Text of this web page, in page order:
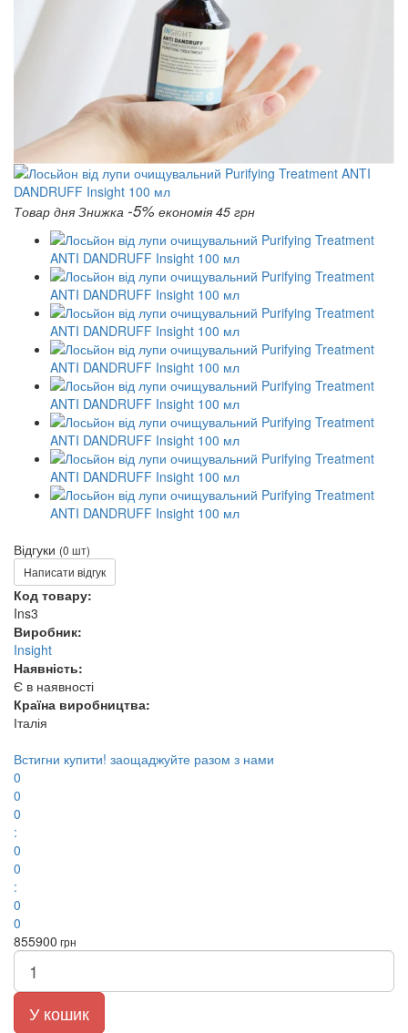
Товар дня Знижка -5% економія 45 грн
Відгуки (0 шт)
Написати відгук
Код товару:
Ins3
Виробник:
Insight
Наявність:
Є в наявності
Країна виробництва:
Італія
Встигни купити! заощаджуйте разом з нами
0
0
0
:
0
0
:
0
0
855900 грн
У кошик